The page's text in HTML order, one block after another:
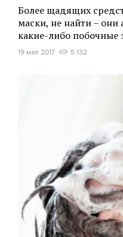
Более щадящих
маски, не найти –
какие-либо побочные
19 мая 2017 5 132